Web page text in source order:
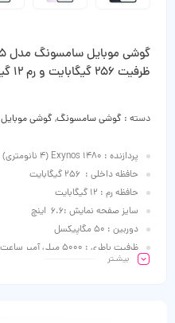
ظرفیت 256 گیگابایت و رم 12 گیگابایت
دسته : گوشی سامسونگ,گوشی موبایل
پردازنده : Exynos 1480 (4 نانومتری)
حافظه داخلی : 256 گیگابایت
حافظه رم : 12 گیگابایت
سایز صفحه نمایش :6.6 اینچ
دوربین : 50 مگاپیکسل
ظرفیت باطری : 5000 میلی آمپر ساعت
بیشـتر